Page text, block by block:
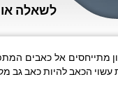
לשאלה
מתייחסים אל כאבים
עשוי הכאב להיות כאב גב